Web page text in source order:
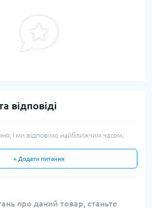
відповіді
і ми відповімо найближчим часом.
+ Додати питання
про даний товар, станьте